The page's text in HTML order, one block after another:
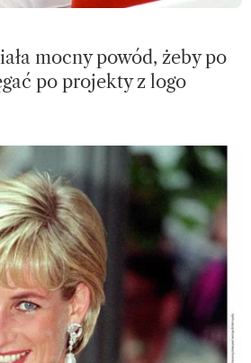
mocny powód, żeby po
po projekty z logo